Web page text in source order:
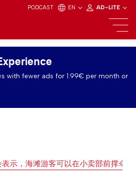
PODCAST EN AD-LITE
with fewer ads for 1.99€ per month or
示，海滩游客可以在小卖部前撑伞